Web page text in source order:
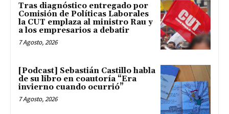
Tras diagnóstico entregado por
Comisión de Políticas Laborales
la CUT emplaza al ministro Rau y
a los empresarios a debatir
7 Agosto, 2026
[Podcast] Sebastián Castillo habla
de su libro en coautoría “Era
invierno cuando ocurrió”
7 Agosto, 2026